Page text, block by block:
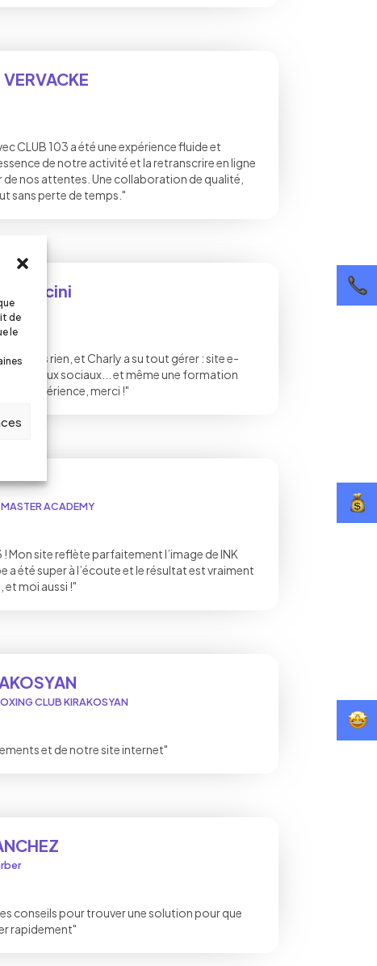
de
le
CLUB 103 a été une expérience fluide et
de notre activité et la retranscrire en ligne
de nos attentes. Une collaboration de qualité,
sans perte de temps."
Lahcini
rien, et Charly a su tout gérer : site e-
réseaux sociaux... et même une formation
Top expérience, merci !"
ACADEMY
! Mon site reflète parfaitement l’image de INK
a été super à l’écoute et le résultat est vraiment
et moi aussi !"
CLUB KIRAKOSYAN
et de notre site internet"
conseils pour trouver une solution pour que
rapidement"